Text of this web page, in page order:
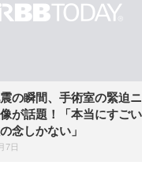
の瞬間、手術室の緊迫
が話題！「本当にすごい
の念しかない」
7日